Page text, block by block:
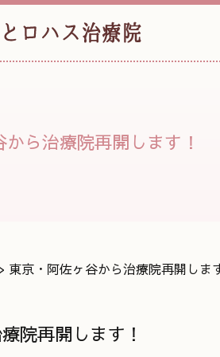
ら治療院再開します！
> 東京・阿佐ヶ谷から治療院再開しま
院再開します！